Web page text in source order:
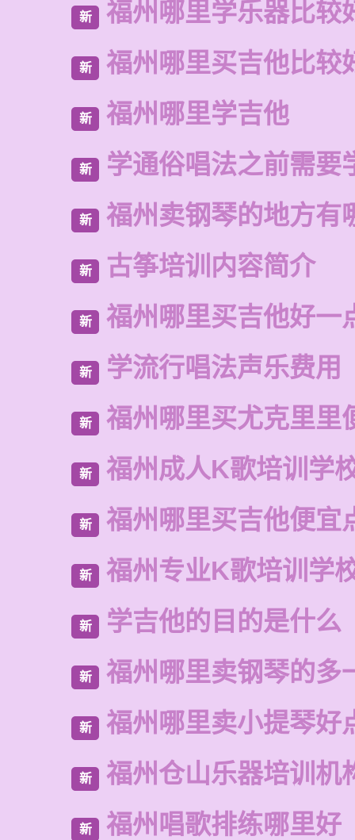
新 福州哪里学乐器比较
新 福州哪里买吉他比较
新 福州哪里学吉他
新 学通俗唱法之前需要
新 福州卖钢琴的地方有
新 古筝培训内容简介
新 福州哪里买吉他好一
新 学流行唱法声乐费用
新 福州哪里买尤克里里
新 福州成人K歌培训学
新 福州哪里买吉他便宜
新 福州专业K歌培训学
新 学吉他的目的是什么
新 福州哪里卖钢琴的多
新 福州哪里卖小提琴好
新 福州仓山乐器培训机
新 福州唱歌排练哪里好